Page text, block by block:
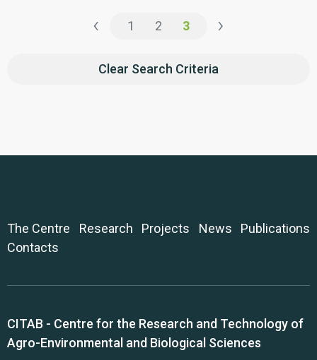
‹ 1 2 3 ›
Clear Search Criteria
The Centre Research Projects News
Publications
Contacts
CITAB - Centre for the Research and Technology of
Agro-Environmental and Biological Sciences